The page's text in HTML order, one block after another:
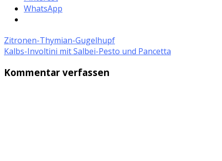
WhatsApp
Zitronen-Thymian-Gugelhupf
Kalbs-Involtini mit Salbei-Pesto und Pancetta
Kommentar verfassen